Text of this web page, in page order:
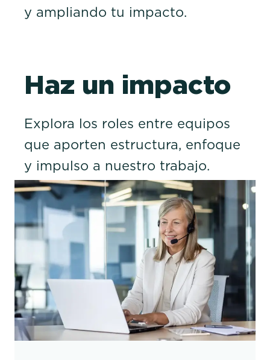
y ampliando tu impacto.
Haz un impacto
Explora los roles entre equipos
que aporten estructura, enfoque
y impulso a nuestro trabajo.